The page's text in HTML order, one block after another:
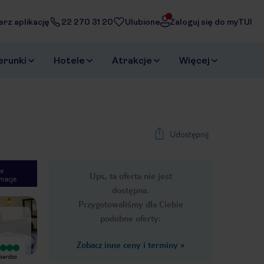
aplikację 22 270 31 20 Ulubione Zaloguj się do myTUI
Hotele Atrakcje Więcej
Udostępnij
Ups, ta oferta nie jest
dostępna.
Przygotowaliśmy dla Ciebie
podobne oferty:
Zobacz inne ceny i terminy »
Next slide
1/41
Wyjątkowy